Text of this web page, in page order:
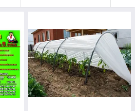
властивостям цей матеріал
використання:
морозів, шкідливих і
умов;
(дерев, чагарників і рослин) від